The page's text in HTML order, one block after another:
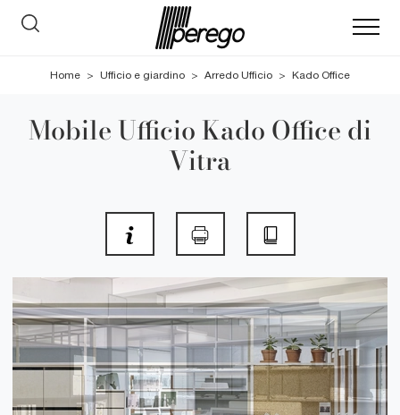
Home > Ufficio e giardino > Arredo Ufficio > Kado Office
Mobile Ufficio Kado Office di
Vitra